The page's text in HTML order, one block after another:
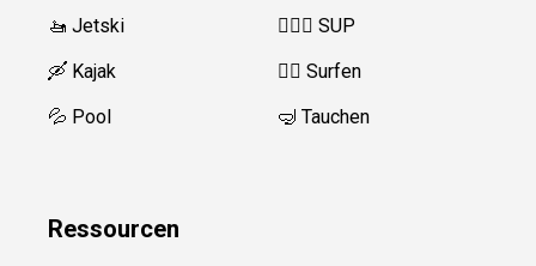
🚤 Jetski
🛶 Kajak
💦 Pool
🏄‍♀️🛶 SUP
🏄‍♂️ Surfen
🤿 Tauchen
Ressourcen